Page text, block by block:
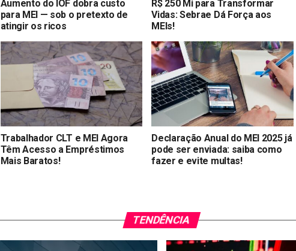
Aumento do IOF dobra custo
para MEI — sob o pretexto de
atingir os ricos
R$ 250 Mi para Transformar
Vidas: Sebrae Dá Força aos
MEIs!
Trabalhador CLT e MEI Agora
Têm Acesso a Empréstimos
Mais Baratos!
Declaração Anual do MEI 2025 já
pode ser enviada: saiba como
fazer e evite multas!
TENDÊNCIA